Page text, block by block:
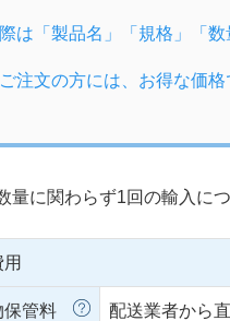
は「製品名」「規格」「数
注文の方には、お得な価
に関わらず1回の輸入に
保管料 配送業者から